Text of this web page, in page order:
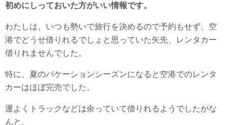
初めにしっておいた方がいい情報です。
わたしは、いつも勢いで旅行を決めるので予約もせず、空
港でどうせ借りれるでしょと思っていた矢先、レンタカー
借りれませんでした。
特に、夏のバケーションシーズンになると空港でのレンタ
カーはほぼ完売でした。
運よくトラックなどは余っていて借りれるようでしたがな
んと、